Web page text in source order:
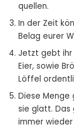
quellen.
In der Zeit
Belag eurer
Jetzt gebt ihr
Eier, sowie
Löffel
Diese
sie glatt.
immer